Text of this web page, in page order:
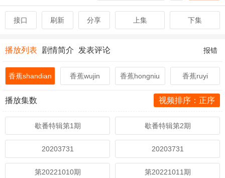
接口 刷新 分享 上集 下集
播放列表 剧情简介 发表评论 报错
香蕉shandian 香蕉wujin 香蕉hongniu 香蕉ruyi
播放集数 视频排序：正序
歇番特辑第1期 歇番特辑第2期
20203731 20203731
第20221010期 第20221011期